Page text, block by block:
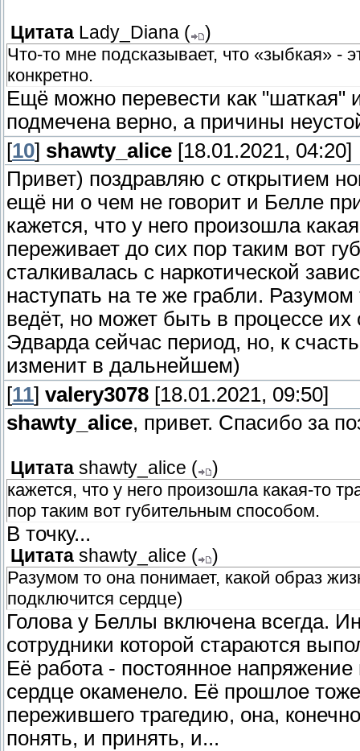
Цитата Lady_Diana (
)
Что-то мне подсказывает, что «зыбкая» -
конкретно.
Ещё можно перевести как "шаткая"
подмечена верно, а причины
[10] shawty_alice [18.01.2021, 04:20]
Привет) поздравляю с открытием
ещё ни о чем не говорит и Белле
кажется, что у него произошла
переживает до сих пор таким вот
сталкивалась с наркотической
наступать на те же грабли.
ведёт, но может быть в процессе
Эдварда сейчас период, но, к
изменит в дальнейшем)
[11] valery3078 [18.01.2021, 09:50]
shawty_alice, привет. Спасибо за
Цитата shawty_alice (
)
кажется, что у него произошла какая-то
пор таким вот губительным способом.
В точку...
Цитата shawty_alice (
)
Разумом то она понимает, какой образ
подключится сердце)
Голова у Беллы включена всегда.
сотрудники которой стараются
Её работа - постоянное
сердце окаменело. Её прошлое
пережившего трагедию, она,
понять, и принять, и...